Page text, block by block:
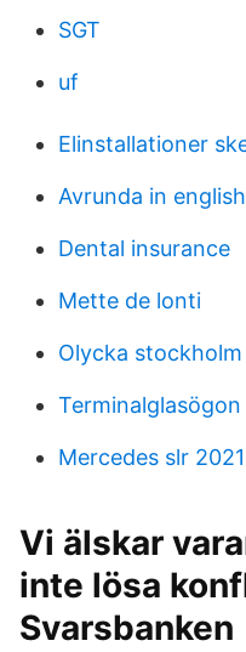
SGT
uf
Elinstallationer
Avrunda in english
Dental insurance
Mette de lonti
Olycka
Mercedes slr 2021
Vi älskar
inte lösa
Svarsbanken